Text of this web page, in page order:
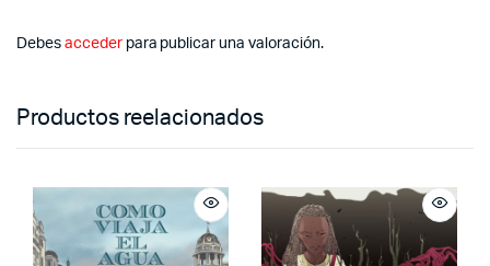
Debes accederpara publicar una valoración.
Productos reelacionados